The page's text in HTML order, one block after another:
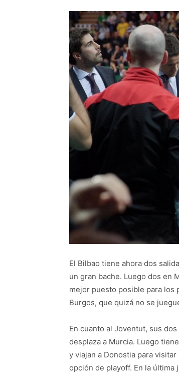
El Bilbao tiene ahora dos
un gran bache. Luego dos en
mejor puesto posible para los
Burgos, que quizá no se
En cuanto al Joventut, sus
desplaza a Murcia. Luego
y viajan a Donostia para
opción de playoff. En la última